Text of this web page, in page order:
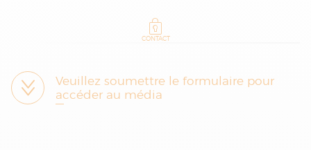
CONTACT
Veuillez soumettre le formulaire pour
accéder au média